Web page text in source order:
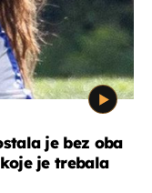
je bez oba
je trebala